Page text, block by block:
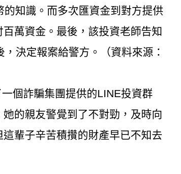
知識。而多次匯資金到對方提供
萬資金。最後，該投資老師告知
決定報案給警方。（資料來源：
個詐騙集團提供的LINE投資群
的親友警覺到了不對勁，及時向
輩子辛苦積攢的財產早已不知去